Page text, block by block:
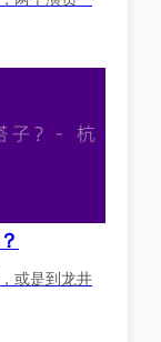
或是到龙井